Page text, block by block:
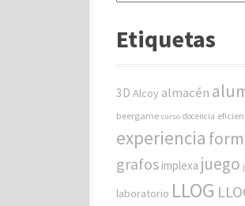
e
r
s
Etiquetas
3D Alcoy almacén
beergame curso docencia
experiencia
grafos implexa juego
laboratorio LLOG